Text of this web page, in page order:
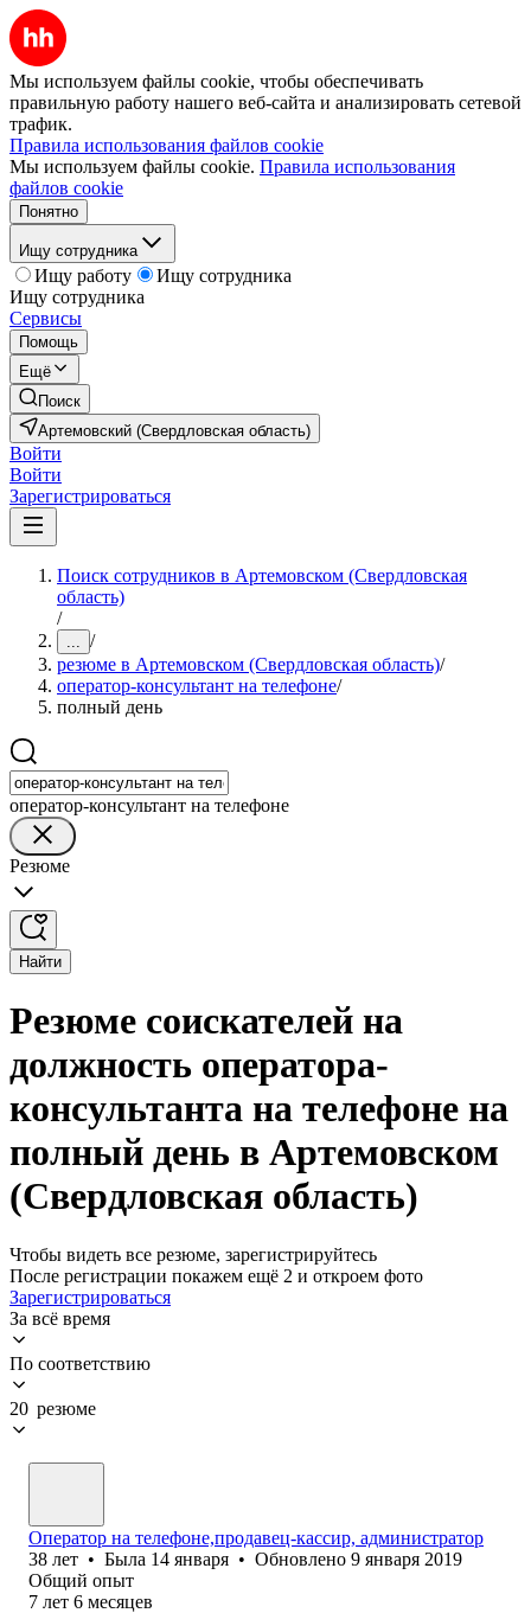
Мы используем файлы cookie, чтобы обеспечивать
правильную работу нашего веб-сайта и анализировать сетевой
трафик.
Правила использования файлов cookie
Мы используем файлы cookie. Правила использования
файлов cookie
Понятно
Ищу сотрудника
Ищу работу
Ищу сотрудника
Ищу сотрудника
Сервисы
Помощь
Ещё
Поиск
Артемовский (Свердловская область)
Войти
Войти
Зарегистрироваться
Поиск сотрудников в Артемовском (Свердловская
область)
/
... /
резюме в Артемовском (Свердловская область)/
оператор-консультант на телефоне/
полный день
оператор-консультант на телефоне
Резюме
Найти
Резюме соискателей на
должность оператора-
консультанта на телефоне на
полный день в Артемовском
(Свердловская область)
Чтобы видеть все резюме, зарегистрируйтесь
После регистрации покажем ещё 2 и откроем фото
Зарегистрироваться
За всё время
По соответствию
20 резюме
Оператор на телефоне,продавец-кассир, администратор
38 лет • Была 14 января • Обновлено 9 января 2019
Общий опыт
7 лет 6 месяцев